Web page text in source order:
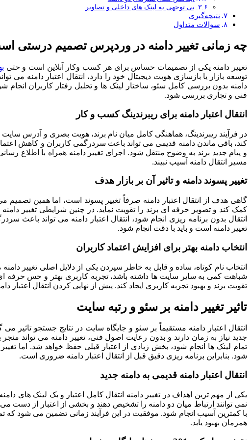
بی توجهی به لینک های داخلی و تصاویر
نتیجه‌گیری
سوالات متداول
چه زمانی تغییر دامنه در وردپرس تصمیم درستی
تغییر دامنه یکی از تصمیمات حساس برای هر کسب وکار آنلاین است و حتی
توسعه بازار یا بازسازی هویت دیجیتال خود را دارد، انتقال اعتبار دامنه می
دامنه بدون بررسی کامل سئو، ساختار لینک ها و تحلیل رفتار کاربران
فنی و تجاری بررسی شود.
انتقال اعتبار دامنه برای ریبرندینگ کسب و کار
در فرآیند ریبرندینگ، هماهنگی کامل میان نام برند، هویت بصری و آدرس
کند، باقی ماندن دامنه قدیمی می تواند باعث سردرگمی کاربران و کاهش
و پیام جدید برند به وضوح منتقل شود. اجرای تغییر دامنه همراه با اطلاع
مسیر انتقال دامنه آسیب نبیند.
تغییر پسوند دامنه و تاثیر آن بر بازار هدف
گاهی هدف از انتقال اعتبار دامنه صرفاً تغییر پسوند است، اما همین تصمیم
کمک کند و تصویر حرفه ای برند را تقویت نماید. در چنین شرایطی تغییر
انتقال بدون برنامه ریزی انجام شود، انتقال اعتبار دامنه می تواند
تغییر دامنه است و باید با دقت انجام شود.
انتخاب دامنه بهتر برای افزایش اعتماد کاربران
انتخاب نام کوتاه، ساده و قابل به خاطر سپردن یکی از دلایل اصلی تغییر
شباهت کمی به سایر سایت ها داشته باشد، تجربه کاربری بهتر و حس حرفه ای
تقویت برند و بهبود تجربه کاربری ایجاد کند. پیش از نهایی کردن انتقال
تاثیر تغییر دامنه بر سئو و رتبه سایت
انتقال اعتبار دامنه مستقیماً بر سئو و جایگاه سایت در نتایج جستجو
جدید نیاز به زمان دارند و بدون رعایت اصول فنی، تغییر دامنه می تواند
تمام لینک ها انجام شود، بخش زیادی از اعتبار قبلی حفظ خواهد شد. اما
شود. بنابراین برنامه ریزی دقیق قبل از انتقال اعتبار دامنه ضروری است.
انتقال اعتبار دامنه قدیمی به دامنه جدید
یکی از مهم ترین اهداف در تغییر دامنه انتقال کامل اعتبار و بک لینک
با کمترین آسیب انجام شود. موفقیت در این فرآیند زمانی تضمین می شود
همزمان بهبود یابد.